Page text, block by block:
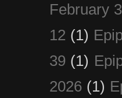
February
12 (1)
39 (1)
2026 (1)